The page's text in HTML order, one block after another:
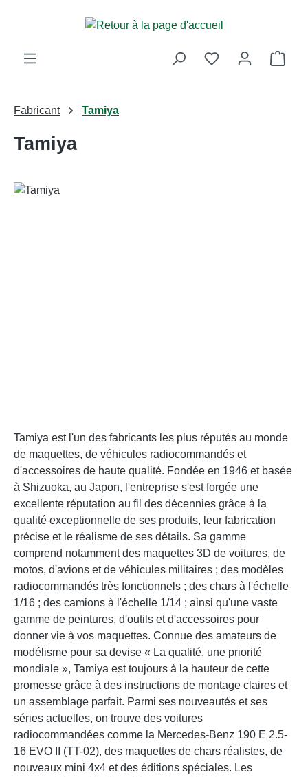
Passer au contenu principal
Le
Fabricant Tamiya
Tamiya
Tamiya est l'un des fabricants les plus réputés au monde
de maquettes, de véhicules radiocommandés et
d'accessoires de haute qualité. Fondée en 1946 et basée
à Shizuoka, au Japon, l'entreprise s'est forgée une
excellente réputation au fil des décennies grâce à la
qualité exceptionnelle de ses produits, leur fabrication
précise et le réalisme de ses détails. Sa gamme
comprend notamment des maquettes 3D de voitures, de
motos, d'avions et de véhicules militaires ; des modèles
radiocommandés très fonctionnels ; des chars à l'échelle
1/16 ; des camions à l'échelle 1/14 ; ainsi qu'une vaste
gamme de peintures, d'outils et d'accessoires pour
donner vie à vos maquettes. Connue des amateurs de
modélisme pour sa devise « La qualité, une priorité
mondiale », Tamiya est toujours à la hauteur de cette
promesse grâce à des instructions de montage claires et
un assemblage parfait. Parmi ses nouveautés et ses
séries actuelles, on trouve des voitures
radiocommandées comme la Mercedes-Benz 190 E 2.5-
16 EVO II (TT-02), des maquettes de chars réalistes, de
nouveaux mini 4x4 et des éditions spéciales. Les